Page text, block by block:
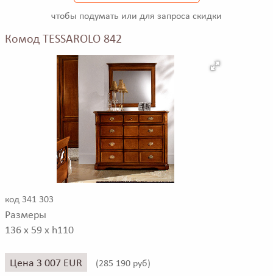
чтобы подумать или для запроса скидки
Комод TESSAROLO 842
код 341 303
Размеры
136 x 59 x h110
Цена 3 007 EUR (285 190 руб)